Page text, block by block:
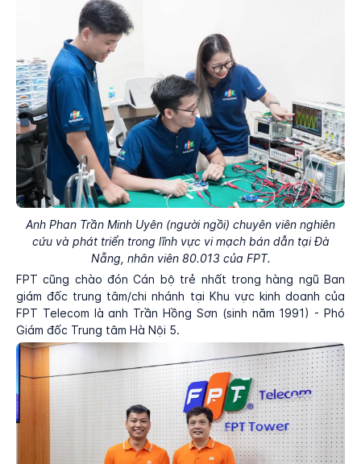
Anh Phan Trần Minh Uyên (người ngồi) chuyên viên nghiên
cứu và phát triển trong lĩnh vực vi mạch bán dẫn tại Đà
Nẵng, nhân viên 80.013 của FPT.
FPT cũng chào đón Cán bộ trẻ nhất trong hàng ngũ Ban
giám đốc trung tâm/chi nhánh tại Khu vực kinh doanh của
FPT Telecom là anh Trần Hồng Sơn (sinh năm 1991) - Phó
Giám đốc Trung tâm Hà Nội 5.